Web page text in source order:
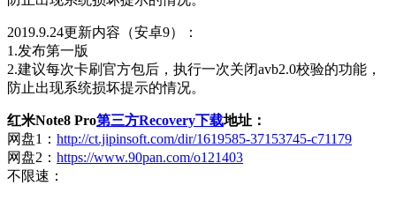
2019.9.24更新内容（安卓9）：
1.发布第一版
2.建议每次卡刷官方包后，执行一次关闭avb2.0校验的功能，
防止出现系统损坏提示的情况。
红米Note8 Pro第三方Recovery下载地址：
网盘1： http://ct.jipinsoft.com/dir/1619585-37153745-c71179
网盘2： https://www.90pan.com/o121403
不限速：